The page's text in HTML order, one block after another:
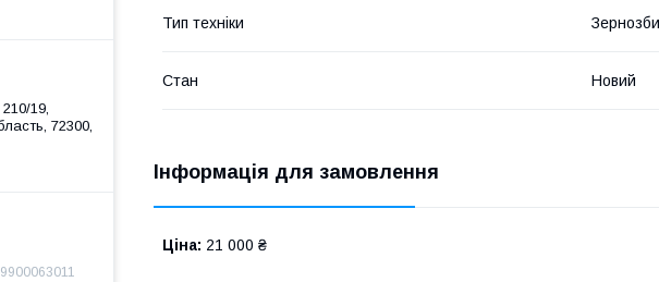
Тип техніки
Стан Новий
Інформація для замовлення
Ціна: 21 000 ₴
19,
72300,